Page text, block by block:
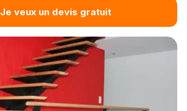
Je veux un devis gratuit